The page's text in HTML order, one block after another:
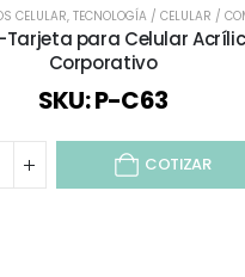
CELULAR, TECNOLOGÍA / CELULAR / COMPUTACIÓN /
Tarjeta para Celular
Corporativo
SKU: P-C63
COTIZAR